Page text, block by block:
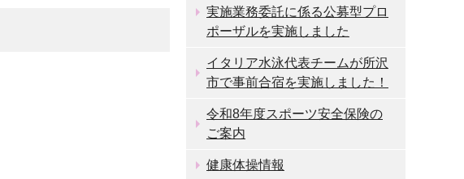
実施業務委託に係る公募型プロ
ポーザルを実施しました
イタリア水泳代表チームが所沢
市で事前合宿を実施しました！
令和8年度スポーツ安全保険の
ご案内
健康体操情報